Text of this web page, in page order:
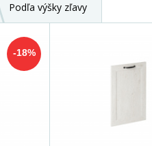
Podľa výšky zľavy
-18%